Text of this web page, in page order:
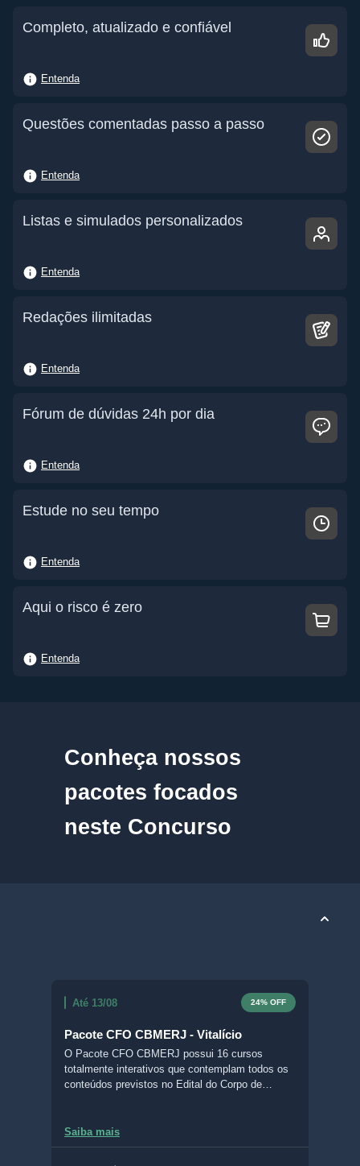
Completo, atualizado e confiável
Entenda
Questões comentadas passo a passo
Entenda
Listas e simulados personalizados
Entenda
Redações ilimitadas
Entenda
Fórum de dúvidas 24h por dia
Entenda
Estude no seu tempo
Entenda
Aqui o risco é zero
Entenda
Conheça nossos
pacotes focados
neste Concurso
Até 13/08 24% OFF
Pacote CFO CBMERJ - Vitalício
O Pacote CFO CBMERJ possui 16 cursos
totalmente interativos que contemplam todos os
conteúdos previstos no Edital do Corpo de
escolher entre diferentes formatos de aula, grifar
e fazer questões no próprio material, acompanhar
Saiba mais